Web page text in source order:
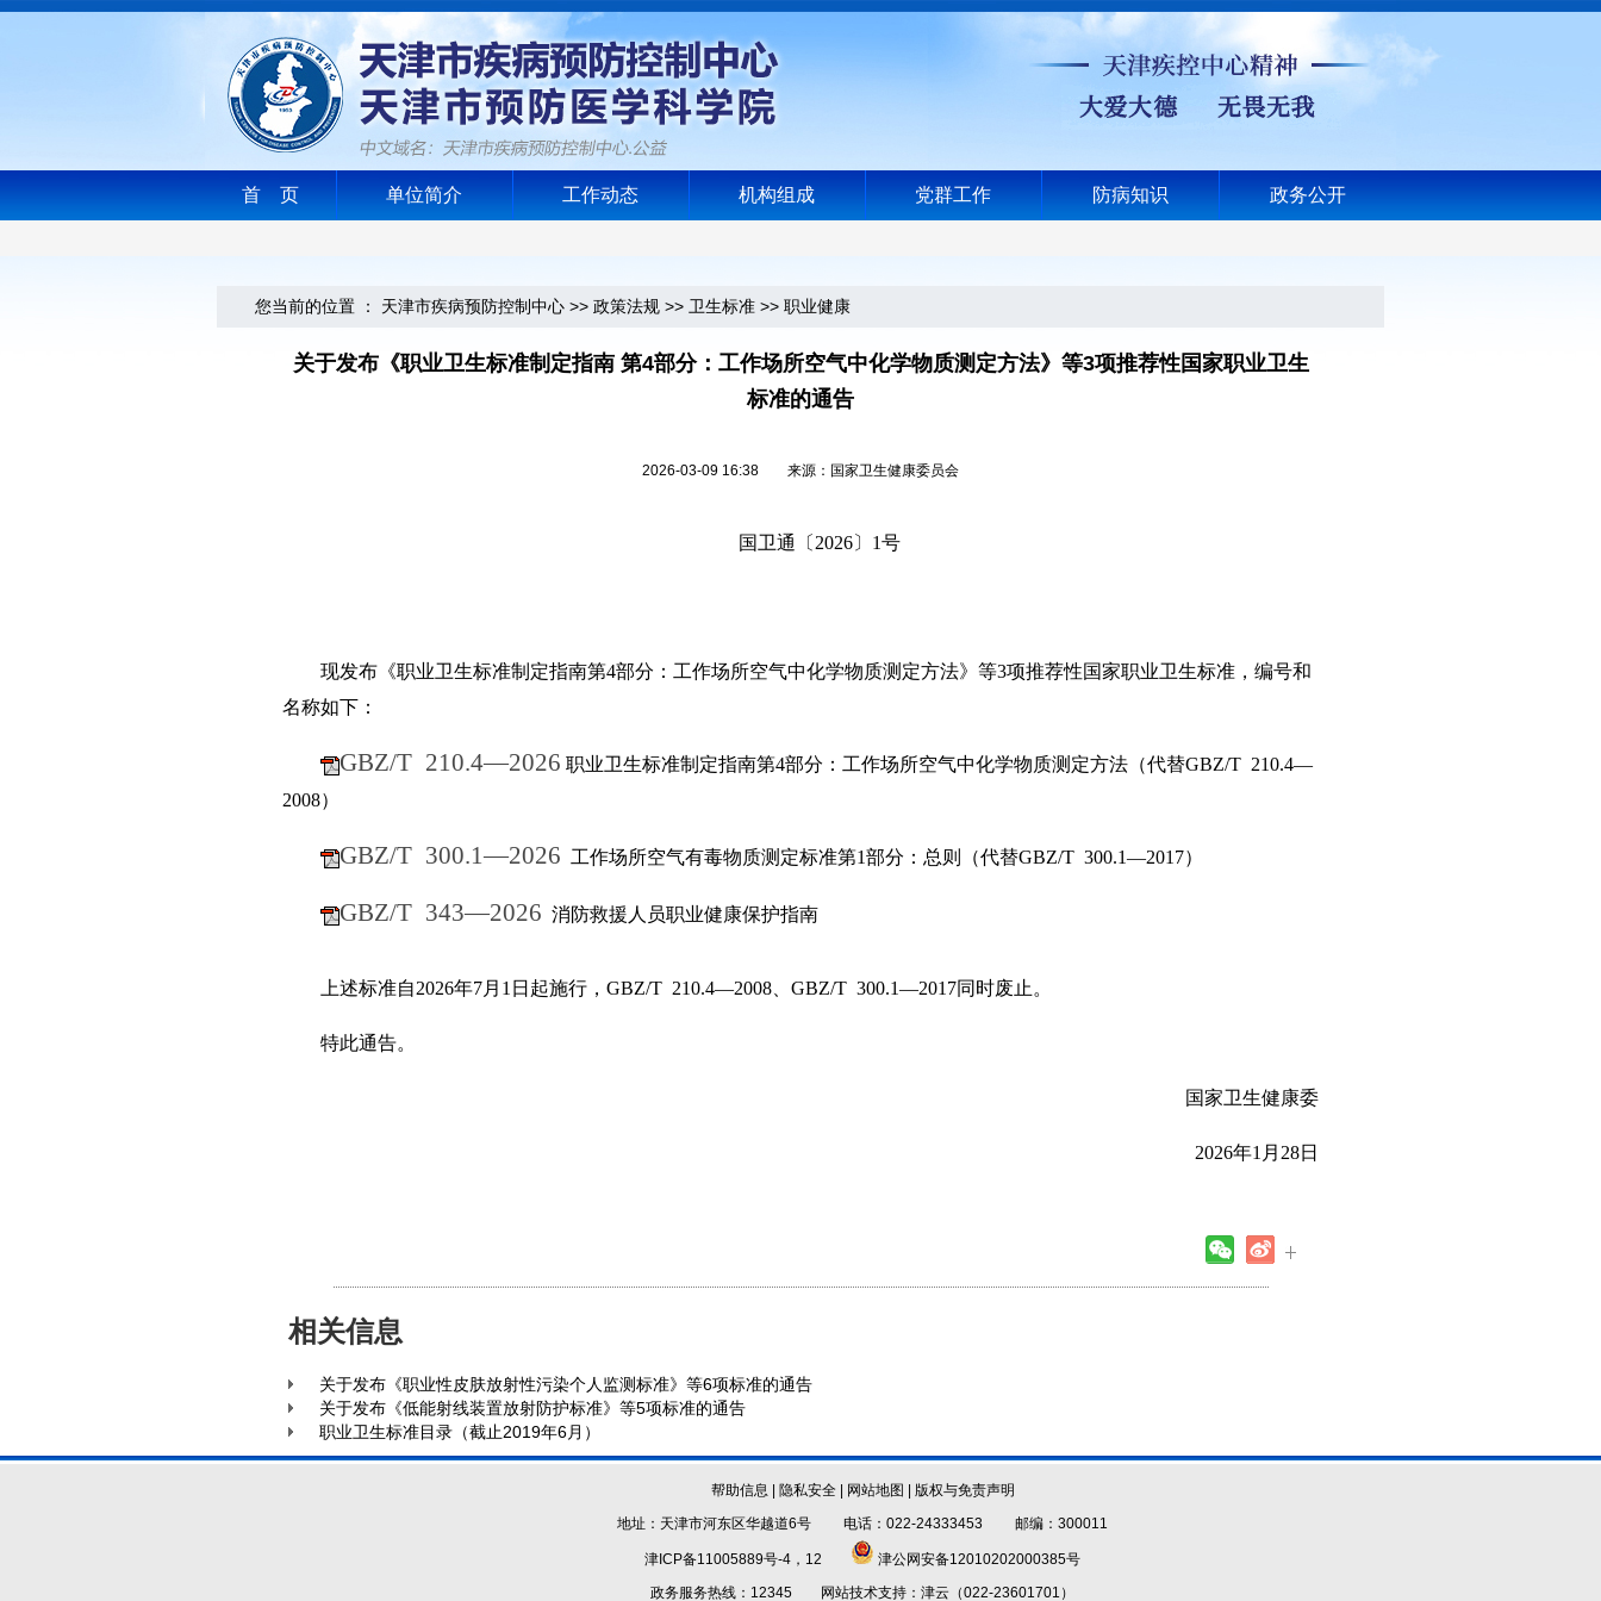
首 页 单位简介 工作动态 机构组成 党群工作 防病知识 政务公开
您当前的位置 ： 天津市疾病预防控制中心 >> 政策法规 >> 卫生标准 >> 职业健康
关于发布《职业卫生标准制定指南 第4部分：工作场所空气中化学物质测定方法》等3项推荐性国家职业卫生
标准的通告
2026-03-09 16:38 来源：国家卫生健康委员会
国卫通 〔 2026〕 1号
现发布《职业卫生标准制定指南第4部分：工作场所空气中化学物质测定方法》等3项推荐性国家职业卫生标准，编号和
名称如下：
GBZ/T 210.4—2026 职业卫生标准制定指南第4部分：工作场所空气中化学物质测定方法（代替GBZ/T 210.4—
2008）
GBZ/T 300.1—2026 工作场所空气有毒物质测定标准第1部分：总则（代替GBZ/T 300.1—2017）
GBZ/T 343—2026 消防救援人员职业健康保护指南
上述标准自2026年7月1日起施行， GBZ/T 210.4—2008、 GBZ/T 300.1—2017同时废止 。
特此通告。
国家卫生健康委
2026年1 月 28日
相关信息
关于发布《职业性皮肤放射性污染个人监测标准》等6项标准的通告
关于发布《低能射线装置放射防护标准》等5项标准的通告
职业卫生标准目录（截止2019年6月）
帮助信息 隐私安全| 网站地图
版权与免责声明
地址：天津市河东区华越道6号 电话：022-24333453 邮编：300011
津ICP备11005889号-4，12
津公网安备12010202000385号
政务服务热线：12345 网站技术支持：津云（022-23601701）